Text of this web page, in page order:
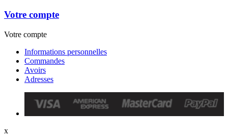
Votre compte
Votre compte
Informations personnelles
Commandes
Avoirs
Adresses
x